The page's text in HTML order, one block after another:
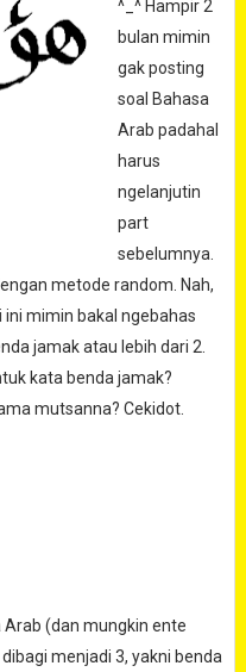
^_^ Hampir 2
bulan mimin
gak posting
soal Bahasa
Arab padahal
harus
ngelanjutin
part
sebelumnya.
metode random. Nah,
ini mimin bakal ngebahas
jamak atau lebih dari 2.
kata benda jamak?
mutsanna? Cekidot.
Arab (dan mungkin ente
menjadi 3, yakni benda